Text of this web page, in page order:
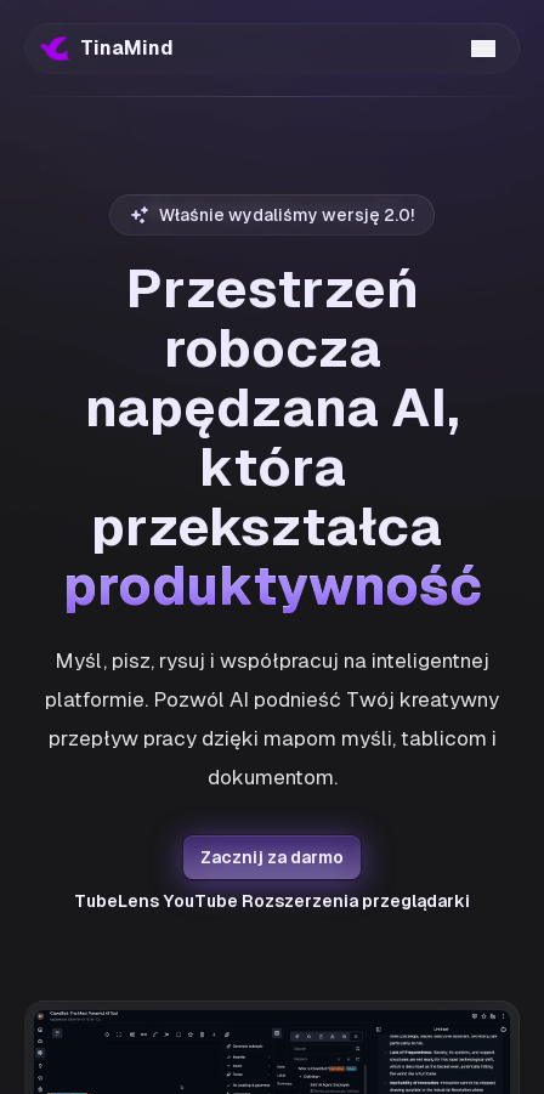
TinaMind
Właśnie wydaliśmy wersję 2.0!
Przestrzeń
robocza
napędzana AI,
która
przekształca
produktywność
produktywność
Myśl, pisz, rysuj i współpracuj na inteligentnej
platformie. Pozwól AI podnieść Twój kreatywny
przepływ pracy dzięki mapom myśli, tablicom i
dokumentom.
Zacznij za darmo
TubeLens YouTube Rozszerzenia przeglądarki